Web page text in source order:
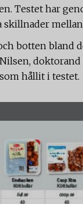
Testet har
skillnader
botten bland
hållit i testet.